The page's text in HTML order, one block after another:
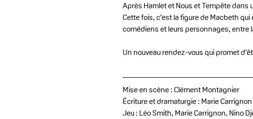
Après Hamlet et Nous et Tempête dans
Cette fois, c’est la figure de Macbeth
comédiens et leurs personnages, entre
Un nouveau rendez-vous qui promet
Mise en scène : Clément Montagnier
Écriture et dramaturgie : Marie
Jeu : Léo Smith, Marie Carrignon, Nino